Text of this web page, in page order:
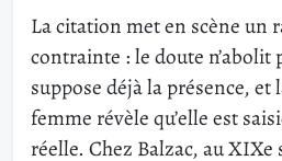
La citation met en scène un
contrainte : le doute n’abolit
suppose déjà la présence, et
femme révèle qu’elle est
réelle. Chez Balzac, au